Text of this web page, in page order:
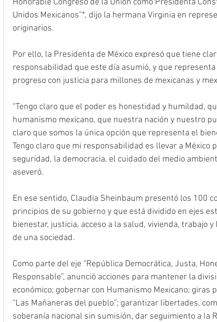
Honorable Congreso de la Unión como Presidenta
Unidos Mexicanos”*, dijo la hermana Virginia en
originarios.
Por ello, la Presidenta de México expresó que tiene
responsabilidad que este día asumió, y que
progreso con justicia para millones de mexicanas y
“Tengo claro que el poder es honestidad y humildad,
humanismo mexicano, que nuestra nación y nuestro
claro que somos la única opción que representa el
Tengo claro que mi responsabilidad es llevar a México
seguridad, la democracia, el cuidado del medio
aseveró.
En ese sentido, Claudia Sheinbaum presentó los 100
principios de su gobierno y que está dividido en ejes
bienestar, justicia, acceso a la salud, vivienda, trabajo
de una sociedad.
Como parte del eje “República Democrática, Justa,
Responsable”, anunció acciones para mantener la
económico; gobernar con Humanismo Mexicano;
“Las Mañaneras del pueblo”; garantizar libertades,
soberanía nacional sin sumisión, dar seguimiento a la